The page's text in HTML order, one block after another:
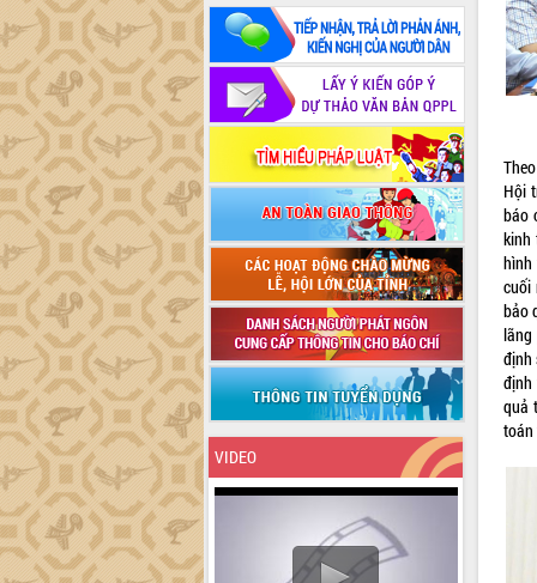
VIDEO
Hội
báo
kinh
hình
cuối
bảo
lãng
định
định
quả
toán